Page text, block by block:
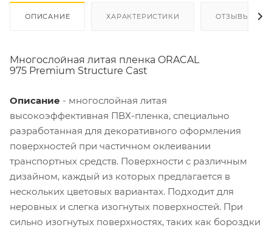
ОПИСАНИЕ ХАРАКТЕРИСТИКИ ОТЗЫВЫ
Многослойная литая пленка ORACAL
975 Premium Structure Cast
Описание - многослойная литая
высокоэффективная ПВХ-пленка, специально
разработанная для декоративного оформления
поверхностей при частичном оклеивании
транспортных средств. Поверхности с различным
дизайном, каждый из которых предлагается в
нескольких цветовых вариантах. Подходит для
неровных и слегка изогнутых поверхностей. При
сильно изогнутых поверхностях, таких как бороздки